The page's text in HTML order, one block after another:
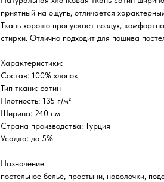
приятный на ощупь, отличается
Ткань хорошо пропускает воздух,
стирки. Отлично подходит для пошива
Характеристики:
Состав: 100% хлопок
Тип ткани: сатин
Плотность: 135 г/м²
Ширина: 240 см
Страна производства: Турция
Усадка: до 5%
Назначение:
постельное бельё, простыни, наволочки,